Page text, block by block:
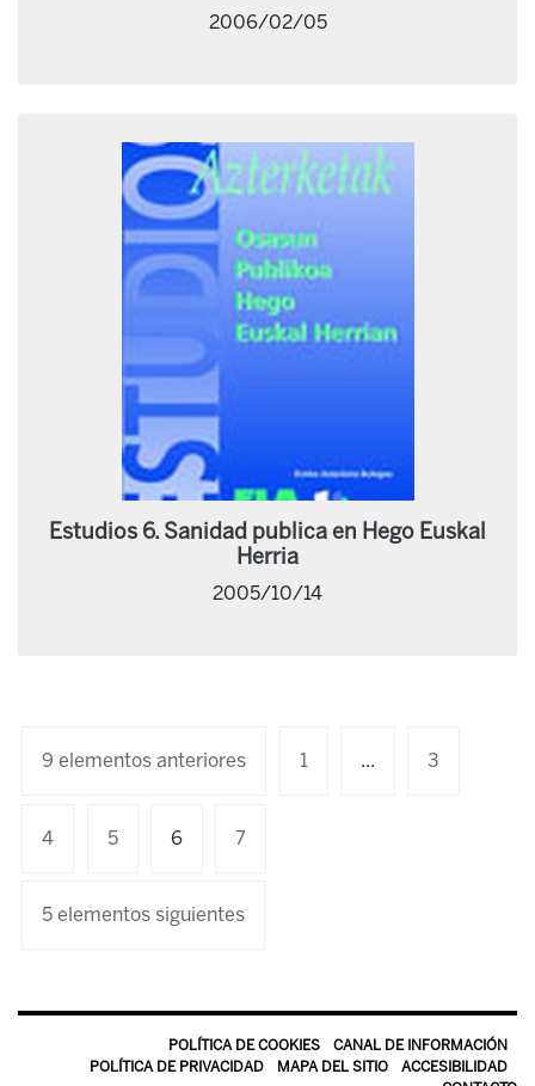
2006/02/05
Estudios 6. Sanidad publica en Hego Euskal
Herria
2005/10/14
9 elementos anteriores 1 ... 3
4 5 6 7
5 elementos siguientes
POLÍTICA DE COOKIES
CANAL DE INFORMACIÓN
POLÍTICA DE PRIVACIDAD
MAPA DEL SITIO
ACCESIBILIDAD